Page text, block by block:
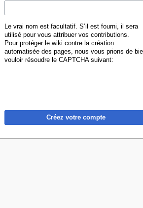
Le vrai nom est facultatif. S’il est fourni, il sera
utilisé pour vous attribuer vos contributions.
Pour protéger le wiki contre la création
automatisée des pages, nous vous prions de
vouloir résoudre le CAPTCHA suivant:
Créez votre compte